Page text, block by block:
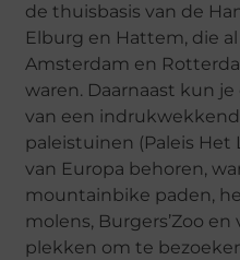
de thuisbasis van de
Elburg en Hattem, die
Amsterdam en
waren. Daarnaast kun
van een
paleistuinen (Paleis
van Europa behoren,
mountainbike paden,
molens, Burgers’Zoo
plekken om te